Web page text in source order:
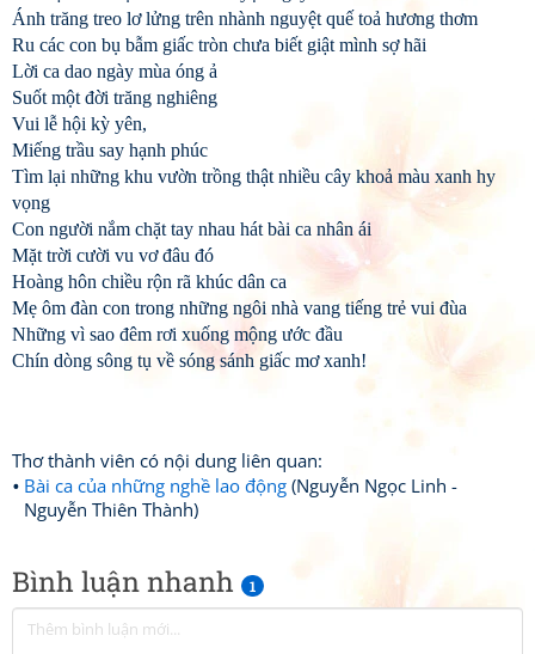
Bình luận nhanh 1
Ánh trăng treo lơ lửng trên nhành nguyệt quế toả hương thơm
Ru các con bụ bẫm giấc tròn chưa biết giật mình sợ hãi
Lời ca dao ngày mùa óng ả
Suốt một đời trăng nghiêng
Vui lễ hội kỳ yên,
Miếng trầu say hạnh phúc
Tìm lại những khu vườn trồng thật nhiều cây khoả màu xanh hy
vọng
Con người nắm chặt tay nhau hát bài ca nhân ái
Mặt trời cười vu vơ đâu đó
Hoàng hôn chiều rộn rã khúc dân ca
Mẹ ôm đàn con trong những ngôi nhà vang tiếng trẻ vui đùa
Những vì sao đêm rơi xuống mộng ước đầu
Chín dòng sông tụ về sóng sánh giấc mơ xanh!
Thơ thành viên có nội dung liên quan:
Bài ca của những nghề lao động (Nguyễn Ngọc Linh -
Nguyễn Thiên Thành)